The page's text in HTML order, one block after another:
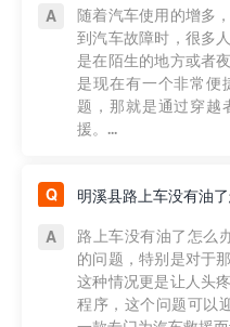
随着汽车使用的增多
到汽车故障时，很多
是在陌生的地方或者
是现在有一个非常便
题，那就是通过穿越
援。...
明溪县路上车没有油
路上车没有油了怎么
的问题，特别是对于
这种情况更是让人头
程序，这个问题可以